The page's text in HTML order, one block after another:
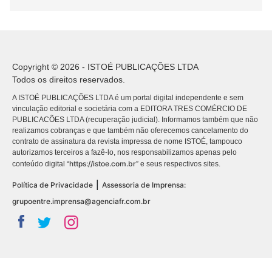
Copyright © 2026 - ISTOÉ PUBLICAÇÕES LTDA
Todos os direitos reservados.
A ISTOÉ PUBLICAÇÕES LTDA é um portal digital independente e sem
vinculação editorial e societária com a EDITORA TRES COMÉRCIO DE
PUBLICACÕES LTDA (recuperação judicial). Informamos também que não
realizamos cobranças e que também não oferecemos cancelamento do
contrato de assinatura da revista impressa de nome ISTOÉ, tampouco
autorizamos terceiros a fazê-lo, nos responsabilizamos apenas pelo
conteúdo digital “https://istoe.com.br” e seus respectivos sites.
Política de Privacidade
Assessoria de Imprensa:
grupoentre.imprensa@agenciafr.com.br